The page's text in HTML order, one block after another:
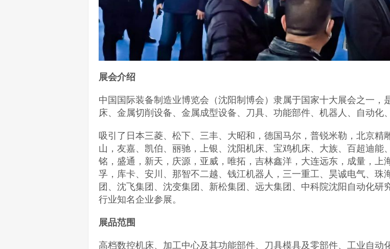
展会介绍
中国国际装备制造业博览会（沈阳制博会）隶属于国家十大展会之一
床、金属切削设备、金属成型设备、刀具、功能部件、机器人、自动化
吸引了日本三菱、松下、三丰、大昭和，德国马尔，普锐米勒，北京
山，友嘉、凯伯、丽驰，上银、沈阳机床、宝鸡机床、大族、百超迪
铭，盛通，新天，庆源，亚威，唯拓，吉林鑫洋，大连远东，成量，
孚，库卡、安川、那智不二越、钱江机器人，三一重工、昊诚电气、
团、沈飞集团、沈变集团、新松集团、远大集团、中科院沈阳自动化
行业知名企业参展。
展品范围
高档数控机床、加工中心及其功能部件、刀具模具及零部件、工业自